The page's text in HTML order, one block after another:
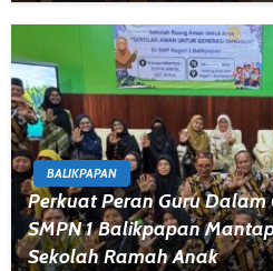
BALIKPAPAN
Perkuat Peran Guru Dalam
SMPN 1 Balikpapan
Sekolah Ramah Anak